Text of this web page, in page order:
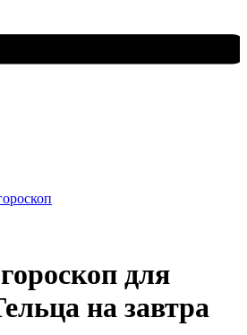
для
на завтра